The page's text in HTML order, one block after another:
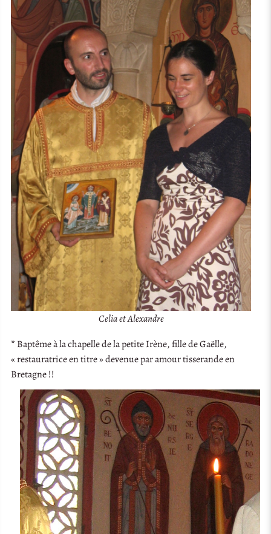
Celia et Alexandre
* Baptême à la chapelle de la petite Irène, fille de Gaëlle,
« restauratrice en titre » devenue par amour tisserande en
Bretagne !!